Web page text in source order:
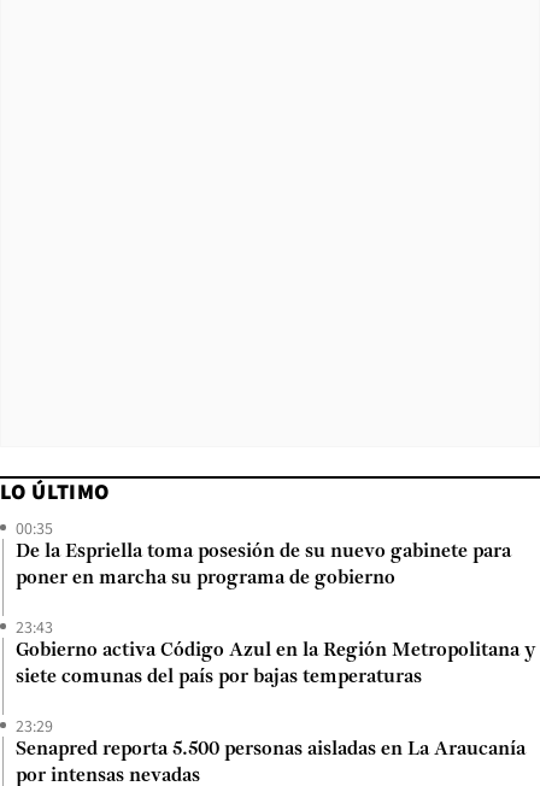
LO ÚLTIMO
00:35
De la Espriella toma posesión de su nuevo gabinete para
poner en marcha su programa de gobierno
23:43
Gobierno activa Código Azul en la Región Metropolitana y
siete comunas del país por bajas temperaturas
23:29
Senapred reporta 5.500 personas aisladas en La Araucanía
por intensas nevadas